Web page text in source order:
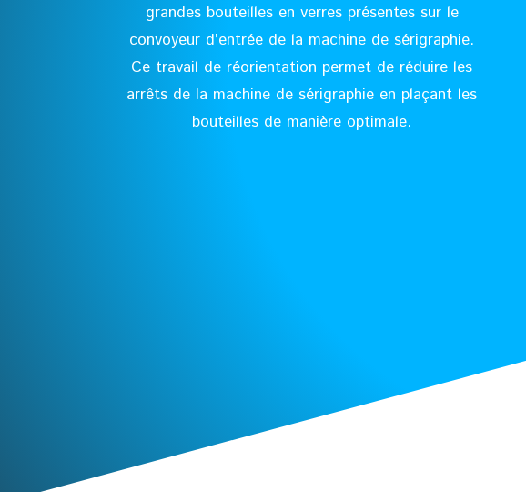
grandes bouteilles en verres présentes sur le
convoyeur d’entrée de la machine de sérigraphie.
Ce travail de réorientation permet de réduire les
arrêts de la machine de sérigraphie en plaçant les
bouteilles de manière optimale.